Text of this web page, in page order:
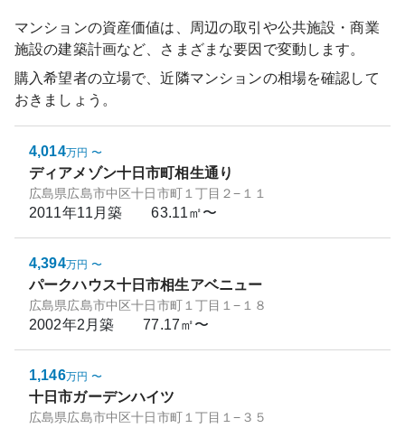
マンションの資産価値は、周辺の取引や公共施設・商業
施設の建築計画など、さまざまな要因で変動します。
購入希望者の立場で、近隣マンションの相場を確認して
おきましょう。
4,014万円 〜
ディアメゾン十日市町相生通り
広島県広島市中区十日市町１丁目２−１１
2011年11月築 63.11㎡〜
4,394万円 〜
パークハウス十日市相生アベニュー
広島県広島市中区十日市町１丁目１−１８
2002年2月築 77.17㎡〜
1,146万円 〜
十日市ガーデンハイツ
広島県広島市中区十日市町１丁目１−３５